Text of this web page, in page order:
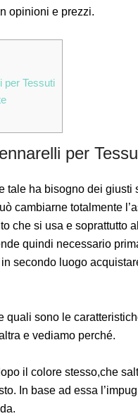
opinioni e prezzi.
per Tessuti
per
tale ha bisogno dei giusti
cambiarne totalmente
che si usa e soprattutto
quindi necessario
secondo luogo
quali sono le
e vediamo perché.
il colore stesso,che
In base ad essa